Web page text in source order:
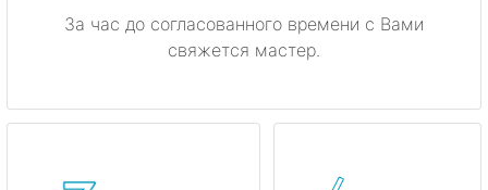
За час до согласованного времени с Вами
свяжется мастер.